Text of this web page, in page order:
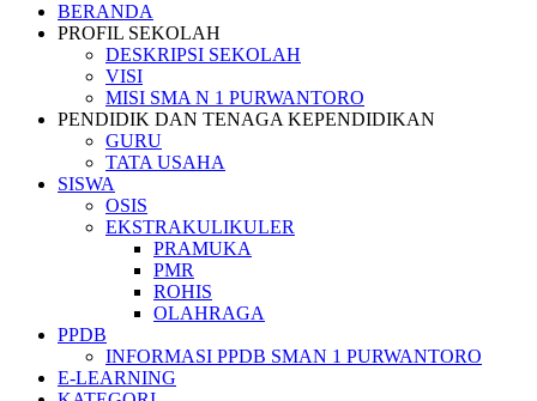
BERANDA
PROFIL SEKOLAH
DESKRIPSI SEKOLAH
VISI
MISI SMA N 1 PURWANTORO
PENDIDIK DAN TENAGA KEPENDIDIKAN
GURU
TATA USAHA
SISWA
OSIS
EKSTRAKULIKULER
PRAMUKA
PMR
ROHIS
OLAHRAGA
PPDB
INFORMASI PPDB SMAN 1 PURWANTORO
E-LEARNING